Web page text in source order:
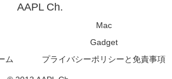
AAPL Ch.
Mac
Gadget
ム
プライバシーポリシーと免責事項